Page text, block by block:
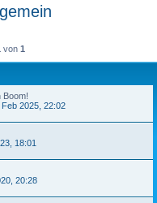
von 1
Boom!
Feb 2025, 22:02
18:01
20:28